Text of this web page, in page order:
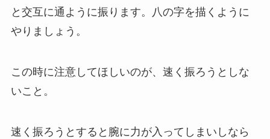
と交互に通ように振ります。八の字を描くように
やりましょう。
この時に注意してほしいのが、速く振ろうとしな
いこと。
速く振ろうとすると腕に力が入ってしまいしなら